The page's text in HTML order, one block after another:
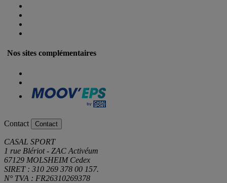
Nos sites complémentaires
Contact Contact
CASAL SPORT
1 rue Blériot - ZAC Activéum
67129 MOLSHEIM Cedex
SIRET : 310 269 378 00 157.
N° TVA : FR26310269378